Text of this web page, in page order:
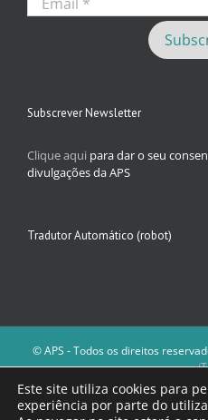
Subscrever Newsletter
Clique aqui para dar o seu
divulgações da APS
Tradutor Automático (robot)
© APS - Todos os direitos
iT
A Direção da APS reserva-se o
violem as
Os textos assinados e as
Este site utiliza cookies para
experiência por parte do